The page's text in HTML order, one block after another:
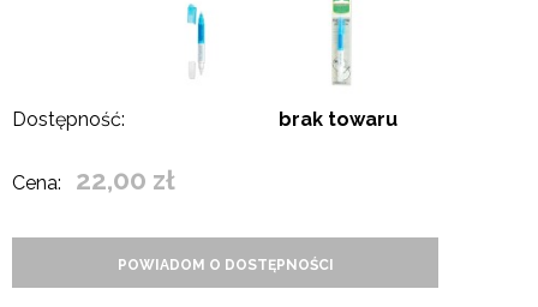
Dostępność: brak towaru
Cena: 22,00 zł
POWIADOM O DOSTĘPNOŚCI